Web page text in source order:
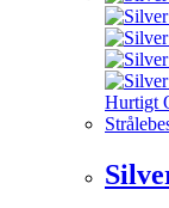
Hurtigt